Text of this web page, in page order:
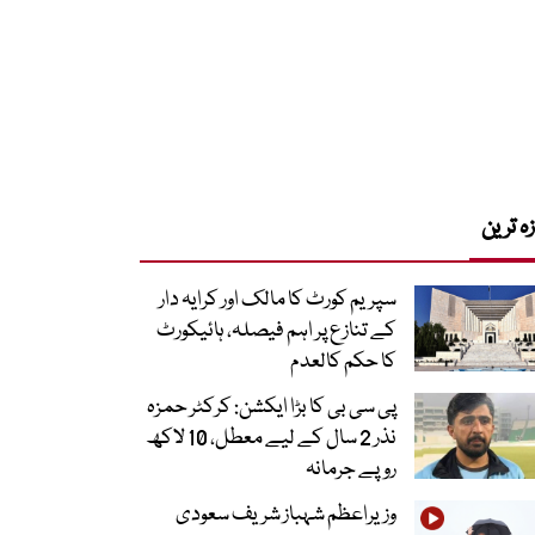
ترین
سپریم کورٹ کا مالک اور کرایہ دار
کے تنازع پر اہم فیصلہ، ہائیکورٹ
کا حکم کالعدم
پی سی بی کا بڑا ایکشن: کرکٹر حمزہ
نذر 2 سال کے لیے معطل، 10 لاکھ
روپے جرمانہ
وزیراعظم شہباز شریف سعودی